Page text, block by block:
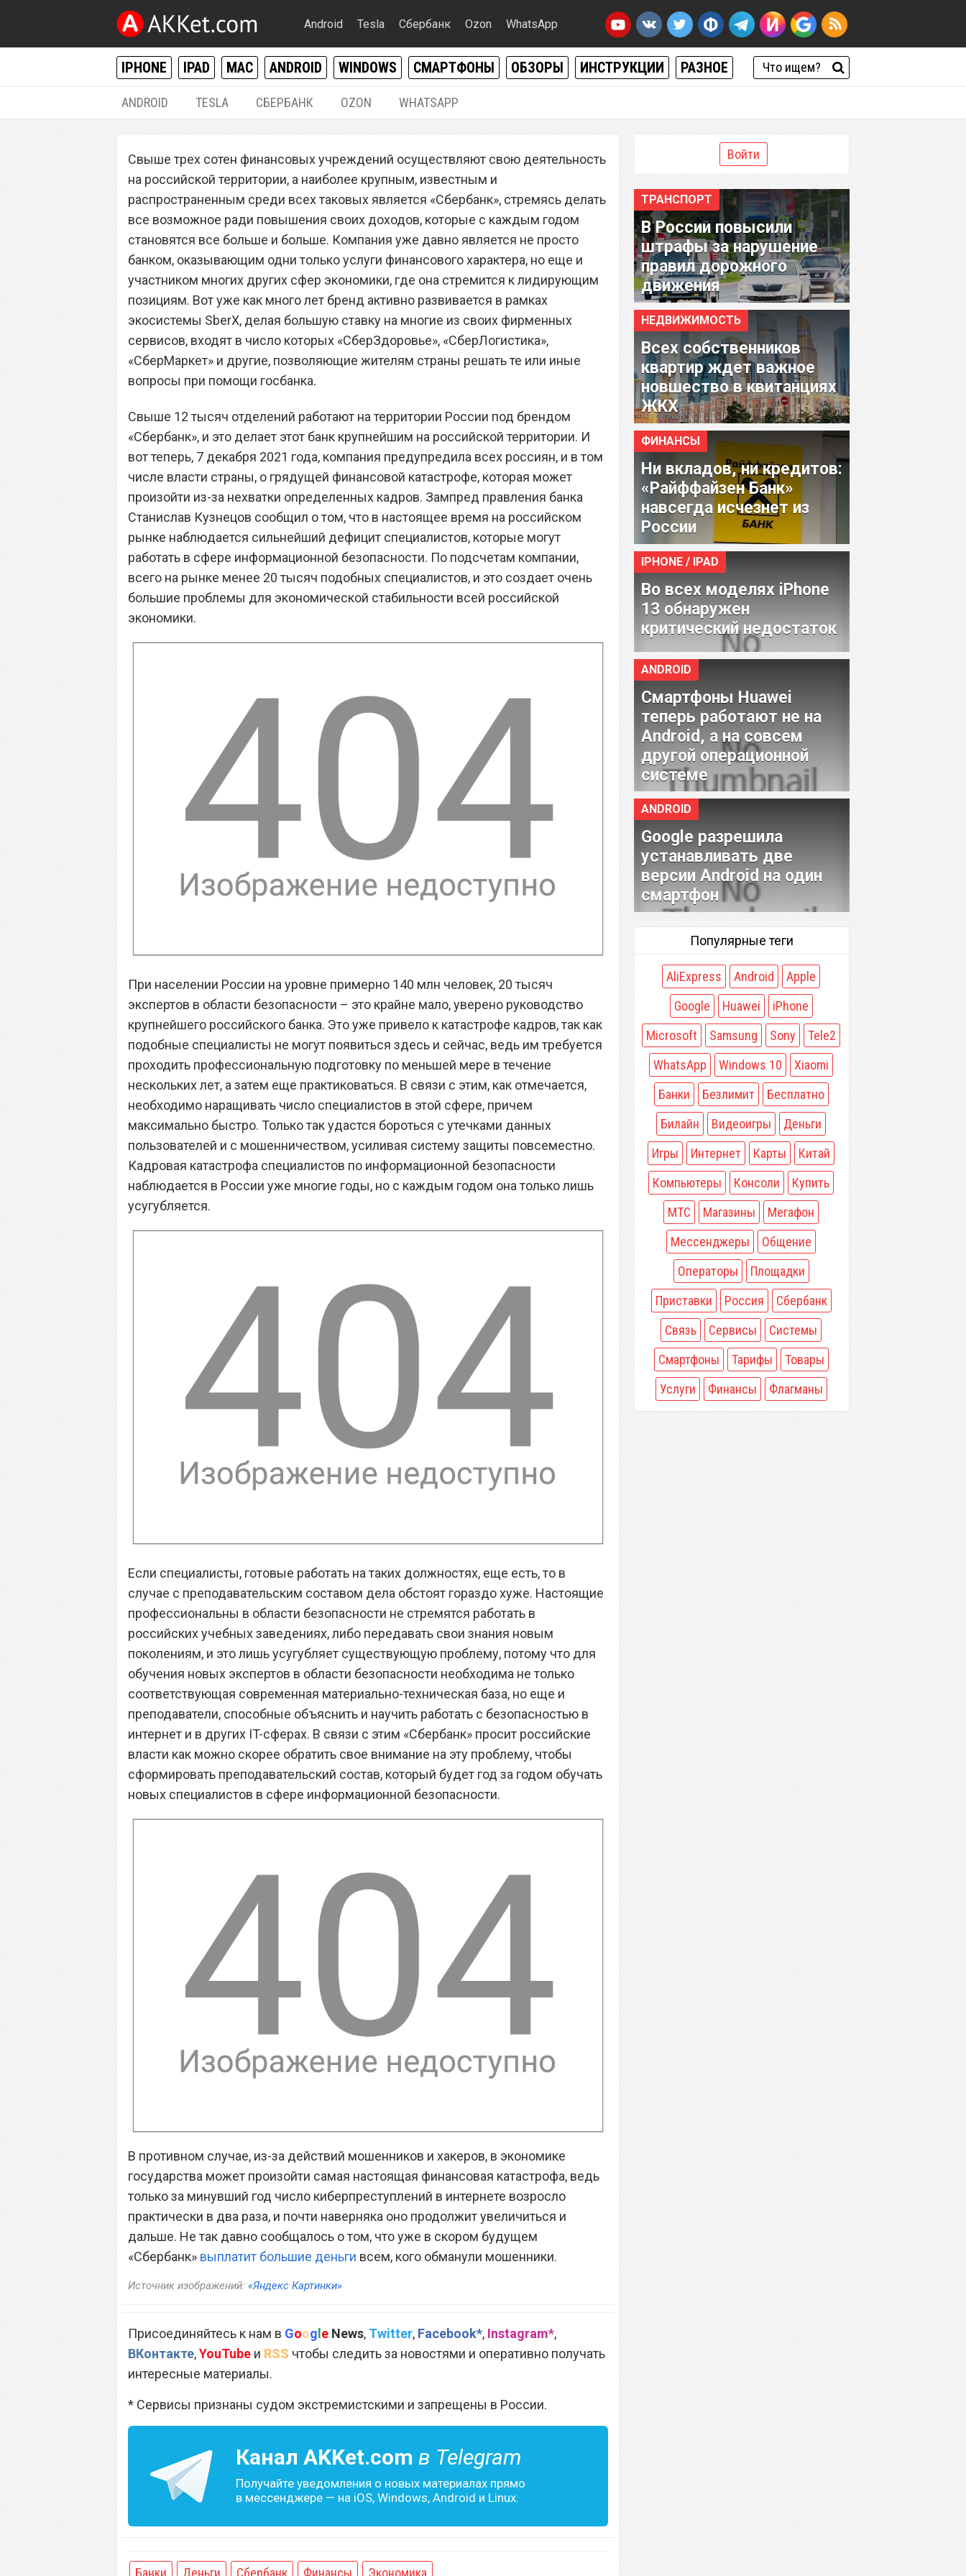
Android Tesla Сбербанк Ozon WhatsApp
IPHONE IPAD MAC ANDROID WINDOWS СМАРТФОНЫ ОБЗОРЫ ИНСТРУКЦИИ РАЗНОЕ
ANDROID TESLA СБЕРБАНК OZON WHATSAPP
«Сбербанк» сообщил о грядущей
финансовой катастрофе
Свыше трех сотен финансовых учреждений осуществляют свою деятельность
на российской территории, а наиболее крупным, известным и
распространенным среди всех таковых является «Сбербанк», стремясь делать
все возможное ради повышения своих доходов, которые с каждым годом
становятся все больше и больше. Компания уже давно является не просто
банком, оказывающим одни только услуги финансового характера, но еще и
участником многих других сфер экономики, где она стремится к лидирующим
позициям. Вот уже как много лет бренд активно развивается в рамках
экосистемы SberX, делая большую ставку на многие из своих фирменных
сервисов, входят в число которых «СберЗдоровье», «СберЛогистика»,
«СберМаркет» и другие, позволяющие жителям страны решать те или иные
вопросы при помощи госбанка.
Свыше 12 тысяч отделений работают на территории России под брендом
«Сбербанк», и это делает этот банк крупнейшим на российской территории. И
вот теперь, 7 декабря 2021 года, компания предупредила всех россиян, и в том
числе власти страны, о грядущей финансовой катастрофе, которая может
произойти из-за нехватки определенных кадров. Зампред правления банка
Станислав Кузнецов сообщил о том, что в настоящее время на российском
рынке наблюдается сильнейший дефицит специалистов, которые могут
работать в сфере информационной безопасности. По подсчетам компании,
всего на рынке менее 20 тысяч подобных специалистов, и это создает очень
большие проблемы для экономической стабильности всей российской
экономики.
При населении России на уровне примерно 140 млн человек, 20 тысяч
экспертов в области безопасности – это крайне мало, уверено руководство
крупнейшего российского банка. Это уже привело к катастрофе кадров, так как
подобные специалисты не могут появиться здесь и сейчас, ведь им требуется
проходить профессиональную подготовку по меньшей мере в течение
нескольких лет, а затем еще практиковаться. В связи с этим, как отмечается,
необходимо наращивать число специалистов в этой сфере, причем
максимально быстро. Только так удастся бороться с утечками данных
пользователей и с мошенничеством, усиливая систему защиты повсеместно.
Кадровая катастрофа специалистов по информационной безопасности
наблюдается в России уже многие годы, но с каждым годом она только лишь
усугубляется.
Если специалисты, готовые работать на таких должностях, еще есть, то в
случае с преподавательским составом дела обстоят гораздо хуже. Настоящие
профессиональны в области безопасности не стремятся работать в
российских учебных заведениях, либо передавать свои знания новым
поколениям, и это лишь усугубляет существующую проблему, потому что для
обучения новых экспертов в области безопасности необходима не только
соответствующая современная материально-техническая база, но еще и
преподаватели, способные объяснить и научить работать с безопасностью в
интернет и в других IT-сферах. В связи с этим «Сбербанк» просит российские
власти как можно скорее обратить свое внимание на эту проблему, чтобы
сформировать преподавательский состав, который будет год за годом обучать
новых специалистов в сфере информационной безопасности.
В противном случае, из-за действий мошенников и хакеров, в экономике
государства может произойти самая настоящая финансовая катастрофа, ведь
только за минувший год число киберпреступлений в интернете возросло
практически в два раза, и почти наверняка оно продолжит увеличиться и
дальше. Не так давно сообщалось о том, что уже в скором будущем
«Сбербанк» выплатит большие деньги всем, кого обманули мошенники.
Источник изображений: «Яндекс Картинки»
Присоединяйтесь к нам в Goog e News, Twitter, Facebook*, Instagram*,
ВКонтакте,YouTube и RSS чтобы следить за новостями и оперативно получать
интересные материалы.
* Сервисы признаны судом экстремистскими и запрещены в России.
Канал AKKet.com в Telegram
Получайте уведомления о новых материалах прямо
в мессенджере — на iOS, Windows, Android и Linux.
Банки Деньги Сбербанк Финансы Экономика
Войти
ТРАНСПОРТ
В России повысили
штрафы за нарушение
правил дорожного
движения
НЕДВИЖИМОСТЬ
Всех собственников
квартир ждет важное
новшество в квитанциях
ЖКХ
ФИНАНСЫ
Ни вкладов, ни кредитов:
«Райффайзен Банк»
навсегда исчезнет из
России
IPHONE / IPAD
Во всех моделях iPhone
13 обнаружен
критический недостаток
ANDROID
Смартфоны Huawei
теперь работают не на
Android, а на совсем
другой операционной
системе
ANDROID
Google разрешила
устанавливать две
версии Android на один
смартфон
Популярные теги
AliExpress Android
Apple
Google
Huawei
iPhone
Microsoft
Samsung Sony
Tele2
WhatsApp
Windows 10
Xiaomi
Банки
Безлимит
Бесплатно
Билайн
Видеоигры
Деньги
Игры
Интернет Карты
Китай
Компьютеры
Консоли
Купить
МТС
Магазины
Мегафон
Мессенджеры
Общение
Операторы
Площадки
Приставки
Россия
Сбербанк
Связь
Сервисы
Системы
Смартфоны
Тарифы
Товары
Услуги
Финансы Флагманы